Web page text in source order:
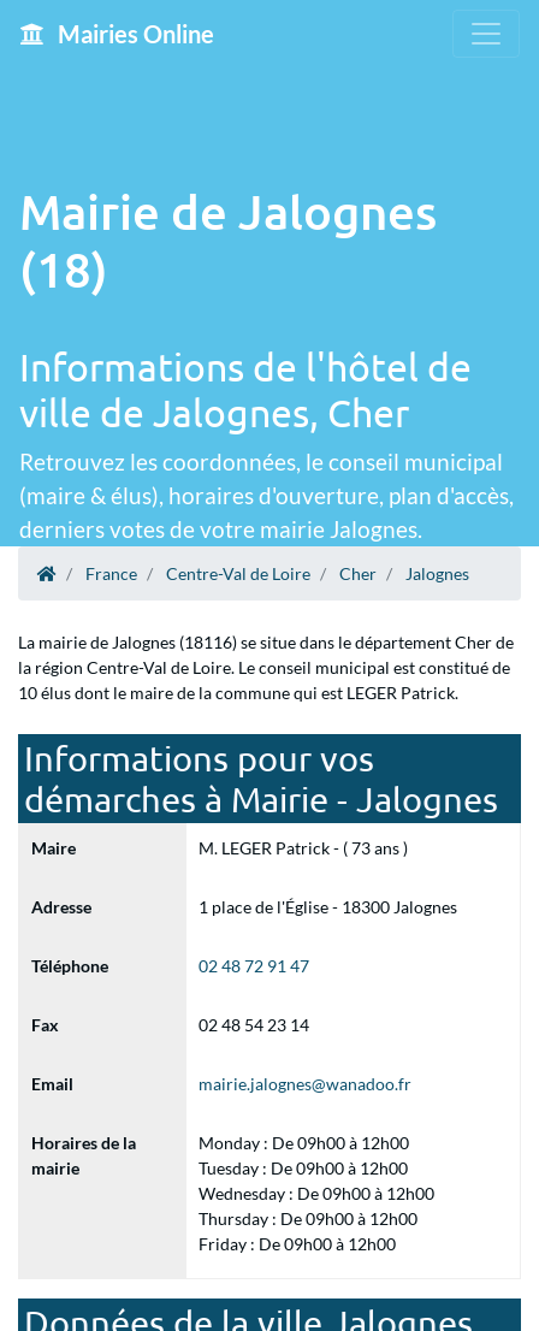
Mairies Online
Mairie de Jalognes
(18)
Informations de l'hôtel de
ville de Jalognes, Cher
Retrouvez les coordonnées, le conseil municipal
(maire & élus), horaires d'ouverture, plan d'accès,
derniers votes de votre mairie Jalognes.
France Centre-Val de Loire Cher Jalognes
La mairie de Jalognes (18116) se situe dans le département Cher de
la région Centre-Val de Loire. Le conseil municipal est constitué de
10 élus dont le maire de la commune qui est LEGER Patrick.
Informations pour vos
démarches à Mairie - Jalognes
Maire M. LEGER Patrick - ( 73 ans )
Adresse 1 place de l'Église - 18300 Jalognes
Téléphone 02 48 72 91 47
Fax 02 48 54 23 14
Email mairie.jalognes@wanadoo.fr
Horaires de la
mairie
Monday : De 09h00 à 12h00
Tuesday : De 09h00 à 12h00
Wednesday : De 09h00 à 12h00
Thursday : De 09h00 à 12h00
Friday : De 09h00 à 12h00
Données de la ville Jalognes